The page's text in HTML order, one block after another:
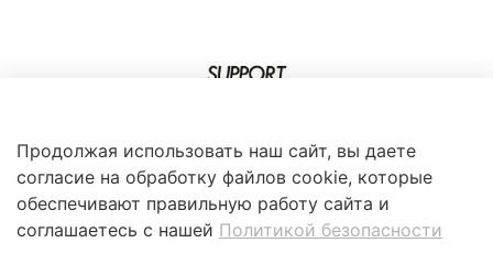
Продолжая использовать наш сайт, вы даете
согласие на обработку файлов cookie, которые
обеспечивают правильную работу сайта и
соглашаетесь с нашей Политикой безопасности